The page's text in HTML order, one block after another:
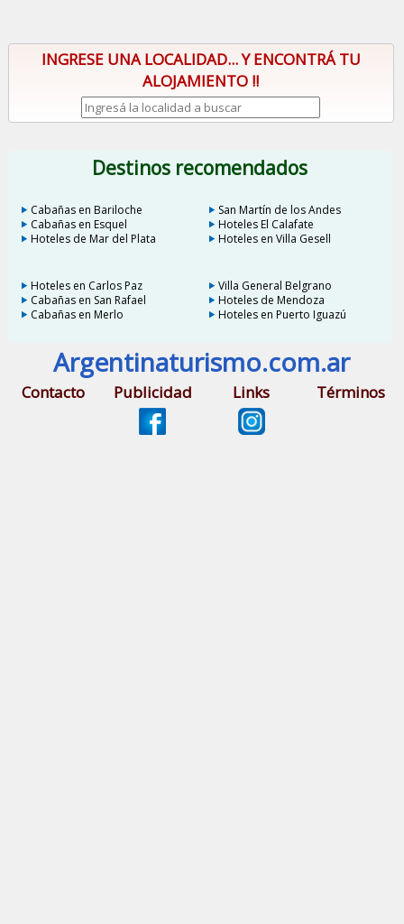
INGRESE UNA LOCALIDAD... Y ENCONTRÁ TU
ALOJAMIENTO !!
Destinos recomendados
Cabañas en Bariloche
San Martín de los Andes
Cabañas en Esquel
Hoteles El Calafate
Hoteles de Mar del Plata
Hoteles en Villa Gesell
Hoteles en Carlos Paz
Villa General Belgrano
Cabañas en San Rafael
Hoteles de Mendoza
Cabañas en Merlo
Hoteles en Puerto Iguazú
Argentinaturismo.com.ar
Contacto Publicidad Links Términos